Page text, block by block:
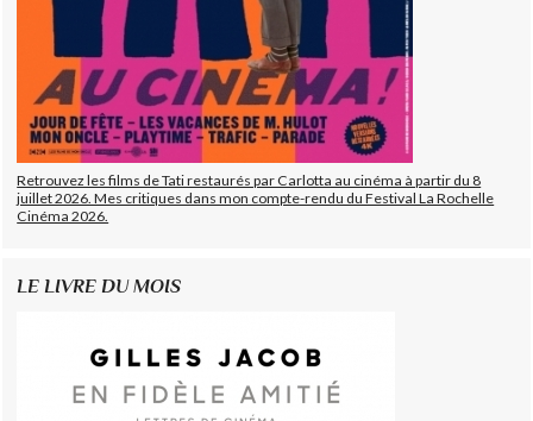
Retrouvez les films de Tati restaurés par Carlotta au cinéma à partir du 8
juillet 2026. Mes critiques dans mon compte-rendu du Festival La Rochelle
Cinéma 2026.
LE LIVRE DU MOIS